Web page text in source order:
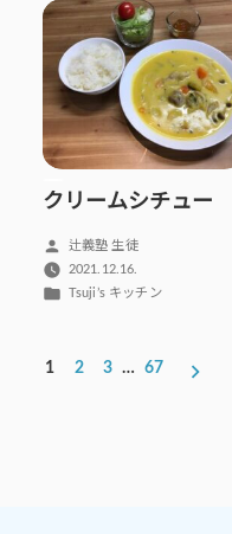
リ
ー:
クリームシチュー
投
稿
者:
辻義塾 生徒
2021.12.16.
カ
リ
Tsuji’s キッチン
投1 2 3 … 67